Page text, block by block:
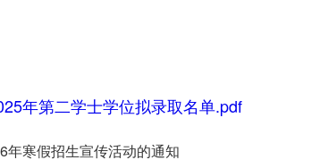
年第二学士学位拟录取名单.pdf
年寒假招生宣传活动的通知